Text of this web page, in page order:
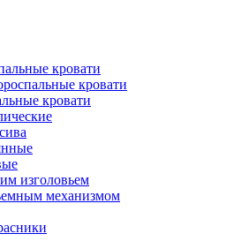
кровати
кровати
кровати
изголовьем
механизмом